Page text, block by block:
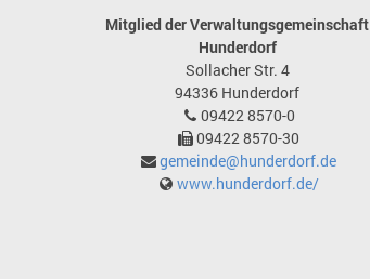
Mitglied der Verwaltungsgemeinschaft
Hunderdorf
Sollacher Str. 4
94336 Hunderdorf
09422 8570-0
09422 8570-30
gemeinde@hunderdorf.de
www.hunderdorf.de/